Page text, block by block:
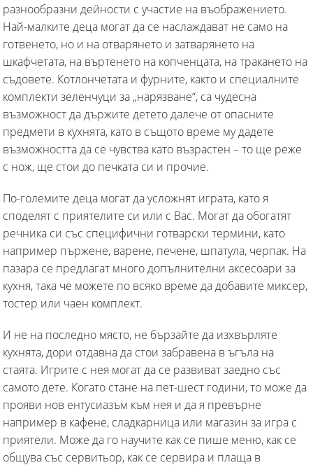
разнообразни дейности с участие на въображението.
Най-малките деца могат да се наслаждават не само на
готвенето, но и на отварянето и затварянето на
шкафчетата, на въртенето на копченцата, на тракането на
съдовете. Котлончетата и фурните, както и специалните
комплекти зеленчуци за „нарязване“, са чудесна
възможност да държите детето далече от опасните
предмети в кухнята, като в същото време му дадете
възможността да се чувства като възрастен – то ще реже
с нож, ще стои до печката си и прочие.
По-големите деца могат да усложнят играта, като я
споделят с приятелите си или с Вас. Могат да обогатят
речника си със специфични готварски термини, като
например пържене, варене, печене, шпатула, черпак. На
пазара се предлагат много допълнителни аксесоари за
кухня, така че можете по всяко време да добавите миксер,
тостер или чаен комплект.
И не на последно място, не бързайте да изхвърляте
кухнята, дори отдавна да стои забравена в ъгъла на
стаята. Игрите с нея могат да се развиват заедно със
самото дете. Когато стане на пет-шест години, то може да
прояви нов ентусиазъм към нея и да я превърне
например в кафене, сладкарница или магазин за игра с
приятели. Може да го научите как се пише меню, как се
общува със сервитьор, как се сервира и плаща в